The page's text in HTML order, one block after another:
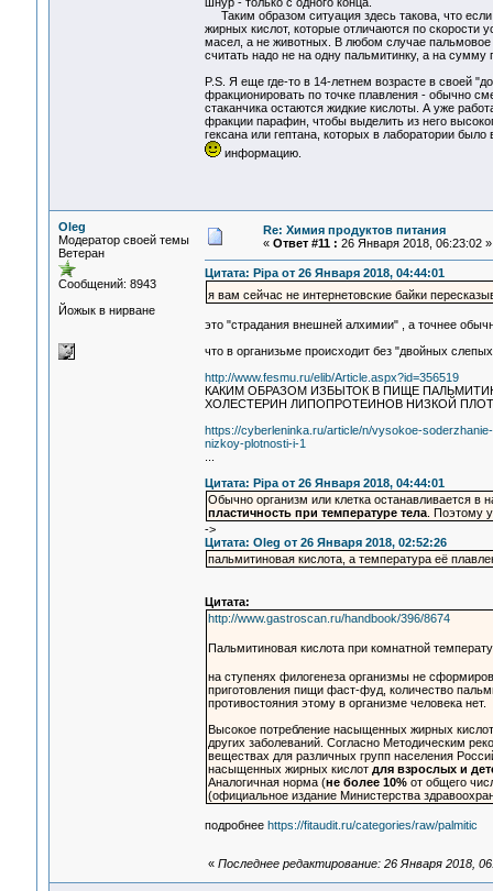
Таким образом ситуация здесь такова, что
жирных кислот, которые отличаются по скорости
масел, а не животных. В любом случае пальмовое
считать надо не на одну пальмитинку, а на сумму
P.S. Я еще где-то в 14-летнем возрасте в своей
фракционировать по точке плавления - обычно
стаканчика остаются жидкие кислоты. А уже
фракции парафин, чтобы выделить из него
гексана или гептана, которых в лаборатории
информацию.
Oleg
Модератор своей темы
Ветеран
Сообщений: 8943
Йожык в нирване
Re: Химия продуктов питания
« Ответ #11 : 26 Января 2018, 06:23:02 »
Цитата: Pipa от 26 Января 2018, 04:44:01
я вам сейчас не интернетовские байки
это "страдания внешней алхимии" , а точнее
что в организьме происходит без "двойных
http://www.fesmu.ru/elib/Article.aspx?id=356519
КАКИМ ОБРАЗОМ ИЗБЫТОК В ПИЩЕ
ХОЛЕСТЕРИН ЛИПОПРОТЕИНОВ НИЗКОЙ
https://cyberleninka.ru/article/n/vysokoe-
nizkoy-plotnosti-i-1
Цитата: Pipa от 26 Января 2018, 04:44:01
Обычно организм или клетка останавливается в
пластичность при температуре тела. Поэтому
->
Цитата: Oleg от 26 Января 2018, 02:52:26
пальмитиновая кислота, а температура её
Цитата:
http://www.gastroscan.ru/handbook/396/8674
Пальмитиновая кислота при комнатной
на ступенях филогенеза организмы не
приготовления пищи фаст-фуд, количество
противостояния этому в организме человека нет.
Высокое потребление насыщенных жирных
других заболеваний. Согласно Методическим
веществах для различных групп населения
насыщенных жирных кислот для взрослых и
Аналогичная норма (не более 10%от общего
(официальное издание Министерства
подробнее https://fitaudit.ru/categories/raw/palmitic
« Последнее редактирование: 26 Января 2018,